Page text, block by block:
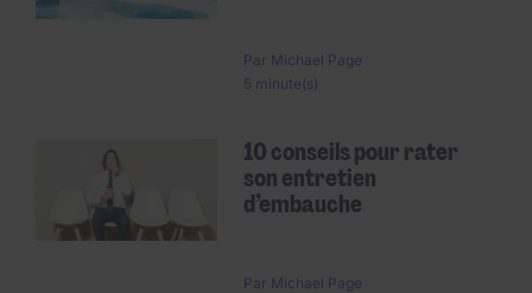
Par Michael Page
5 minute(s)
10 conseils pour rater
son entretien
d’embauche
Par Michael Page